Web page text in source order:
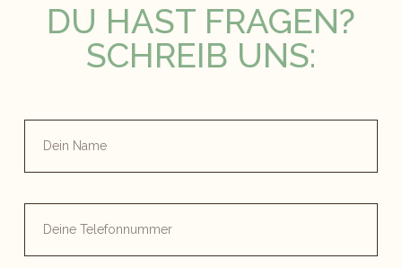
DU HAST FRAGEN?
SCHREIB UNS: